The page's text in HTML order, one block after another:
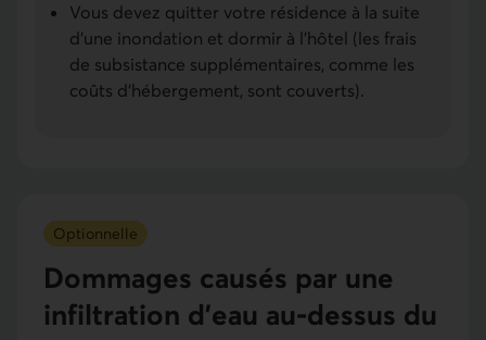
Vous devez quitter votre résidence à la suite
d’une inondation et dormir à l'hôtel (les frais
de subsistance supplémentaires, comme les
coûts d'hébergement, sont couverts).
Dom­mages causés par une
infiltration d’eau au-dessus du
Optionnelle